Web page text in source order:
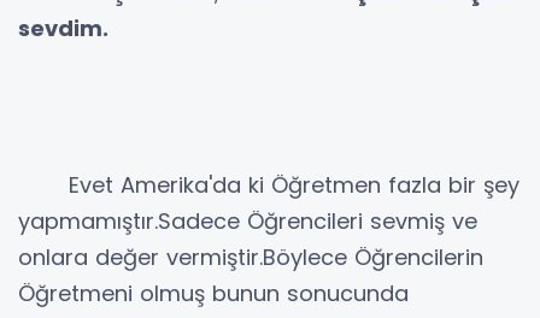
sevdim.
Evet Amerika'da ki Öğretmen fazla bir şey
yapmamıştır.Sadece Öğrencileri sevmiş ve
onlara değer vermiştir.Böylece Öğrencilerin
Öğretmeni olmuş bunun sonucunda